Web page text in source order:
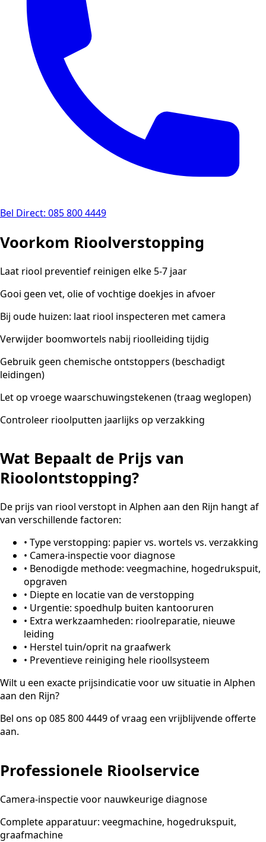
Bel Direct: 085 800 4449
Voorkom Rioolverstopping
Laat riool preventief reinigen elke 5-7 jaar
Gooi geen vet, olie of vochtige doekjes in afvoer
Bij oude huizen: laat riool inspecteren met camera
Verwijder boomwortels nabij rioolleiding tijdig
Gebruik geen chemische ontstoppers (beschadigt
leidingen)
Let op vroege waarschuwingstekenen (traag weglopen)
Controleer rioolputten jaarlijks op verzakking
Wat Bepaalt de Prijs van
Rioolontstopping?
De prijs van riool verstopt in Alphen aan den Rijn hangt af
van verschillende factoren:
• Type verstopping: papier vs. wortels vs. verzakking
• Camera-inspectie voor diagnose
• Benodigde methode: veegmachine, hogedrukspuit,
opgraven
• Diepte en locatie van de verstopping
• Urgentie: spoedhulp buiten kantooruren
• Extra werkzaamheden: rioolreparatie, nieuwe
leiding
• Herstel tuin/oprit na graafwerk
• Preventieve reiniging hele rioollsysteem
Wilt u een exacte prijsindicatie voor uw situatie in Alphen
aan den Rijn?
Bel ons op 085 800 4449 of vraag een vrijblijvende offerte
aan.
Professionele Rioolservice
Camera-inspectie voor nauwkeurige diagnose
Complete apparatuur: veegmachine, hogedrukspuit,
graafmachine